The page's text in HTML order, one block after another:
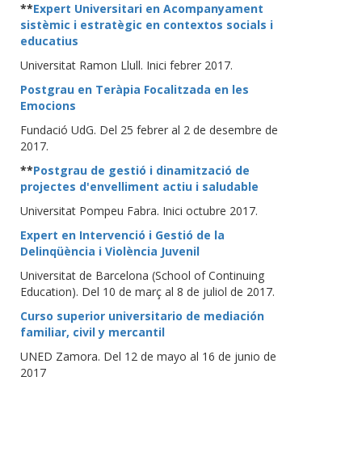
**Expert Universitari en Acompanyament
sistèmic i estratègic en contextos socials i
educatius
Universitat Ramon Llull. Inici febrer 2017.
Postgrau en Teràpia Focalitzada en les
Emocions
Fundació UdG. Del 25 febrer al 2 de desembre de
2017.
**Postgrau de gestió i dinamització de
projectes d'envelliment actiu i saludable
Universitat Pompeu Fabra. Inici octubre 2017.
Expert en Intervenció i Gestió de la
Delinqüència i Violència Juvenil
Universitat de Barcelona (School of Continuing
Education). Del 10 de març al 8 de juliol de 2017.
Curso superior universitario de mediación
familiar, civil y mercantil
UNED Zamora. Del 12 de mayo al 16 de junio de
2017